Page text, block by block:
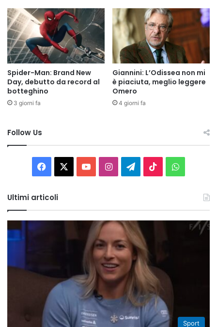
Spider-Man: Brand New
Day, debutto da record al
botteghino
3 giorni fa
Giannini: L’Odissea non mi
è piaciuta, meglio leggere
Omero
4 giorni fa
Follow Us
Facebook You InstagramTelegram
TikTok
Ultimi articoli
Sport